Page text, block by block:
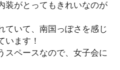
装がとってもきれいなのが
ていて、南国っぽさを感じ
います！
スペースなので、女子会に